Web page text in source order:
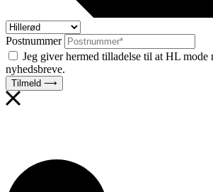
Postnummer
Jeg giver hermed tilladelse til at HL mode
nyhedsbreve.
Tilmeld ⟶